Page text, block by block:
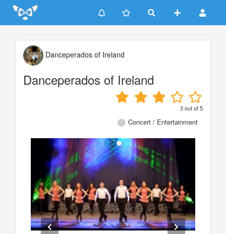
Update cookies preferences
Danceperados of Ireland
Danceperados of Ireland
3out of5
Concert / Entertainment